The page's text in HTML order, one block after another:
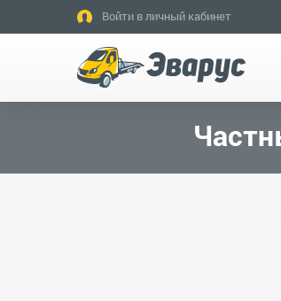
Войти в личный кабинет